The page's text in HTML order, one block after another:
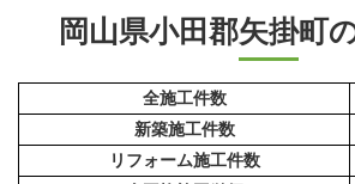
岡山県小田郡矢掛町
全施工件数
新築施工件数
リフォーム施工件数